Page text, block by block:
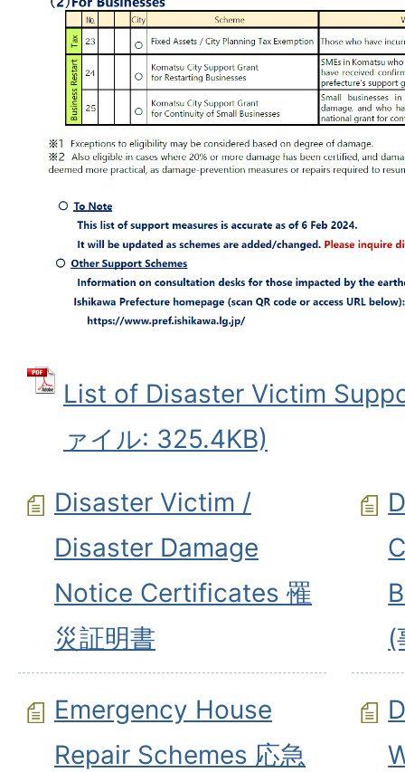
List of Disaster Victim
ァイル: 325.4KB)
Disaster Victim /
Disaster Damage
Notice Certificates 罹
災証明書
(
Emergency House
Repair Schemes 応急